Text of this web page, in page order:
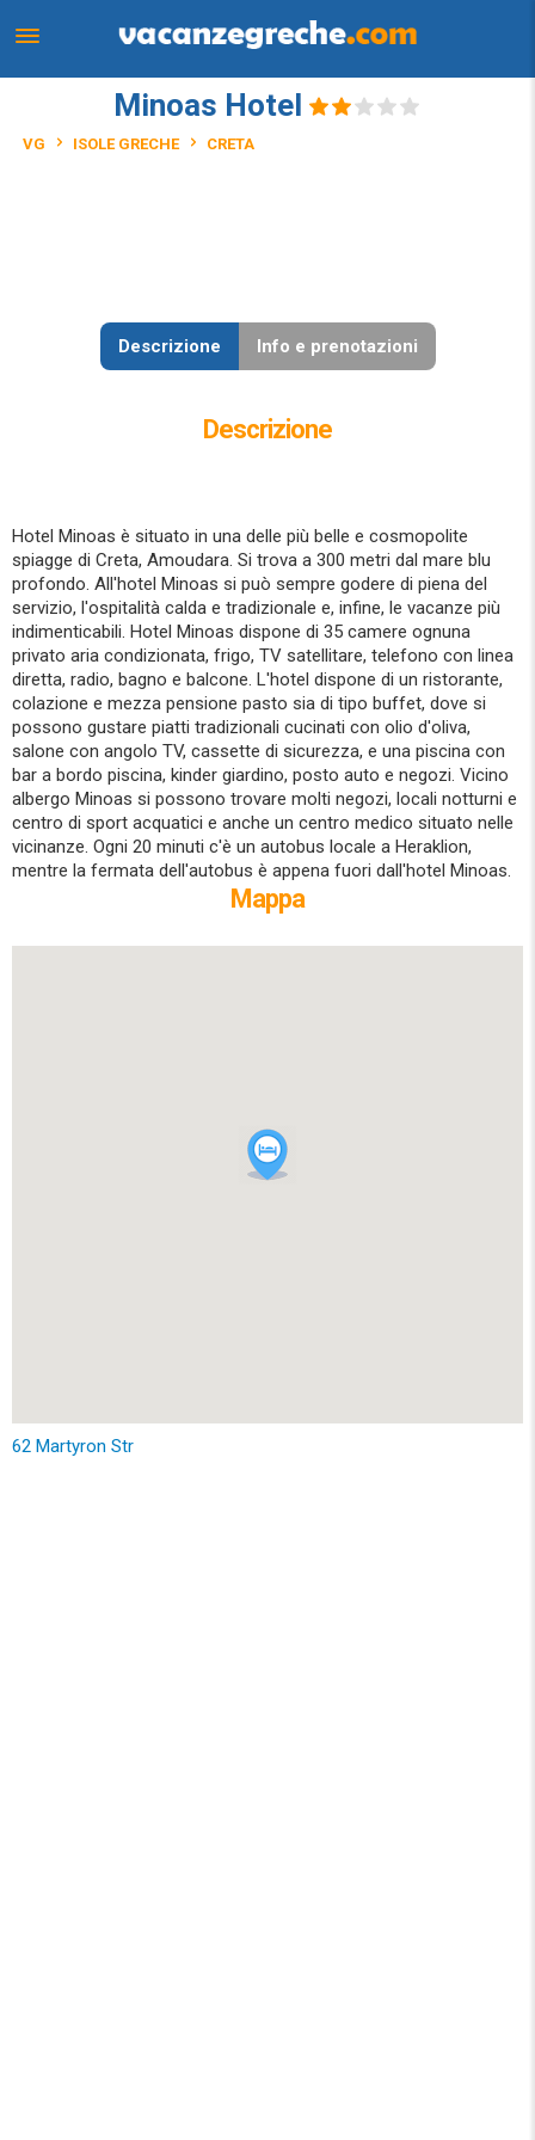
Minoas Hotel
VG ISOLE GRECHE CRETA
Descrizione Info e prenotazioni
Descrizione
Hotel Minoas è situato in una delle più belle e cosmopolite
spiagge di Creta, Amoudara. Si trova a 300 metri dal mare blu
profondo. All'hotel Minoas si può sempre godere di piena del
servizio, l'ospitalità calda e tradizionale e, infine, le vacanze più
indimenticabili. Hotel Minoas dispone di 35 camere ognuna
privato aria condizionata, frigo, TV satellitare, telefono con linea
diretta, radio, bagno e balcone. L'hotel dispone di un ristorante,
colazione e mezza pensione pasto sia di tipo buffet, dove si
possono gustare piatti tradizionali cucinati con olio d'oliva,
salone con angolo TV, cassette di sicurezza, e una piscina con
bar a bordo piscina, kinder giardino, posto auto e negozi. Vicino
albergo Minoas si possono trovare molti negozi, locali notturni e
centro di sport acquatici e anche un centro medico situato nelle
vicinanze. Ogni 20 minuti c'è un autobus locale a Heraklion,
mentre la fermata dell'autobus è appena fuori dall'hotel Minoas.
Mappa
62 Martyron Str